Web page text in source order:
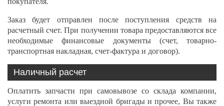
Заказ будет отправлен после поступления средств на
расчетный счет. При получении товара предоставляются все
необходимые финансовые документы (счет, товарно-
транспортная накладная, счет-фактура и договор).
Наличный расчет
Оплатить запчасти при самовывозе со склада компании,
услуги ремонта или выездной бригады и прочее, Вы также